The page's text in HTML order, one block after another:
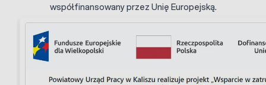
współfinansowany przez Unię Europejską.